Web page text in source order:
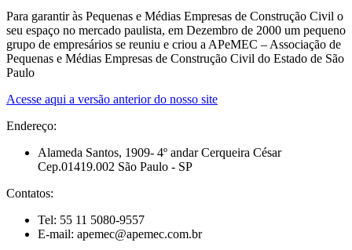
Para garantir às Pequenas e Médias Empresas de Construção Civil o
seu espaço no mercado paulista, em Dezembro de 2000 um pequeno
grupo de empresários se reuniu e criou a APeMEC – Associação de
Pequenas e Médias Empresas de Construção Civil do Estado de São
Paulo
Acesse aqui a versão anterior do nosso site
Endereço:
Alameda Santos, 1909- 4º andar Cerqueira César
Cep.01419.002 São Paulo - SP
Contatos:
Tel: 55 11 5080-9557
E-mail: apemec@apemec.com.br